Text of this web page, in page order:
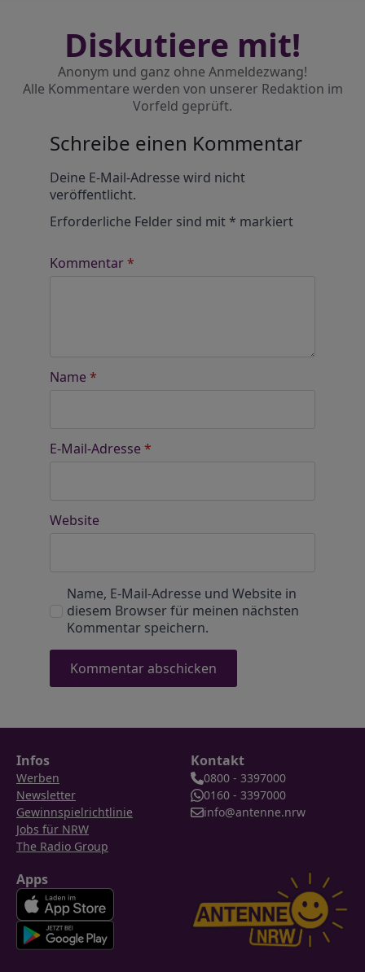
Diskutiere mit!
Anonym und ganz ohne Anmeldezwang!
Alle Kommentare werden von unserer Redaktion im
Vorfeld geprüft.
Schreibe einen Kommentar
Deine E-Mail-Adresse wird nicht
veröffentlicht.
Erforderliche Felder sind mit* markiert
Kommentar*
Name *
E-Mail-Adresse *
Website
Name, E-Mail-Adresse und Website in
diesem Browser für meinen nächsten
Kommentar speichern.
Infos
Werben
Newsletter
Gewinnspielrichtlinie
Jobs für NRW
The Radio Group
Kontakt
0800 - 3397000
0160 - 3397000
info@antenne.nrw
Apps